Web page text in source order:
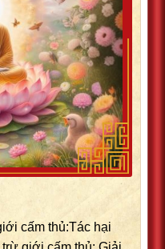
cấm thủ:Tác hại